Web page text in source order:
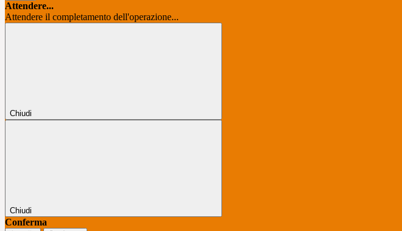
Attendere...
Attendere il completamento dell'operazione...
Chiudi
Chiudi
Conferma